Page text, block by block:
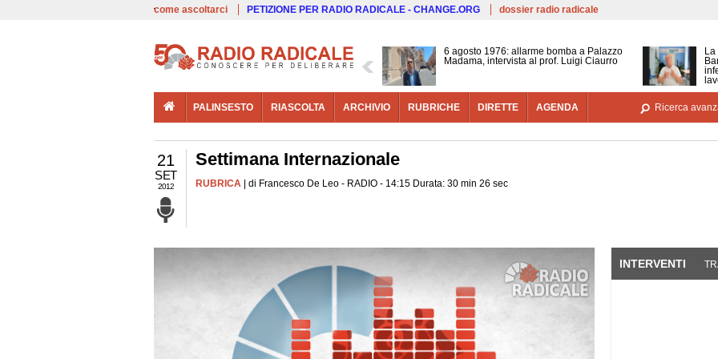
Salta al contenuto principale
come ascoltarci PETIZIONE PER RADIO RADICALE - CHANGE.ORG dossier radio radicale
6 agosto 1976: allarme bomba a Palazzo
Madama, intervista al prof. Luigi Ciaurro
PALINSESTO RIASCOLTA ARCHIVIO RUBRICHE DIRETTE AGENDA Ricerca
21
SET
2012
Settimana Internazionale
RUBRICA | di Francesco De Leo - RADIO - 14:15 Durata: 30 min 26 sec
INTERVENTI